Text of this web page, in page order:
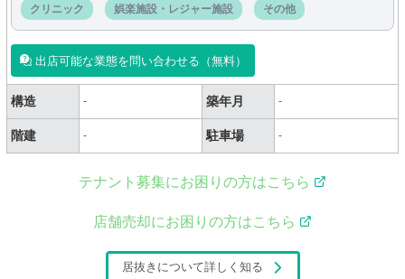
クリニック
娯楽施設・レジャー施設 その他
出店可能な業態を問い合わせる（無料）
構造 - 築年月 -
階建 - 駐車場 -
テナント募集にお困りの方はこちら
店舗売却にお困りの方はこちら
居抜きについて詳しく知る